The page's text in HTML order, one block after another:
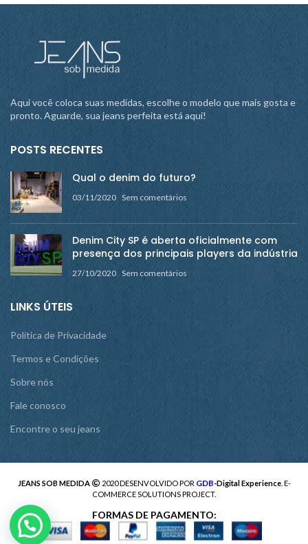
Aqui você coloca suas medidas, escolhe o modelo que mais gosta e
pronto. Aguarde, sua jeans perfeita está aqui!
POSTS RECENTES
Qual o denim do futuro?
03/11/2020 Sem comentários
Denim City SP é aberta oficialmente com
presença dos principais players da indústria
27/10/2020 Sem comentários
LINKS ÚTEIS
Política de Privacidade
Termos e Condições
Sobre nós
Fale conosco
Encontre o seu jeans
JEANS SOB MEDIDA 2020 DESENVOLVIDO POR GDB-Digital Experience. E-
COMMERCE SOLUTIONS PROJECT.
FORMAS DE PAGAMENTO: